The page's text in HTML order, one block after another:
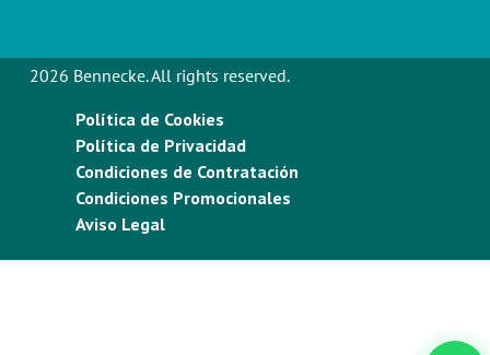
2026 Bennecke. All rights reserved.
Política de Cookies
Política de Privacidad
Condiciones de Contratación
Condiciones Promocionales
Aviso Legal